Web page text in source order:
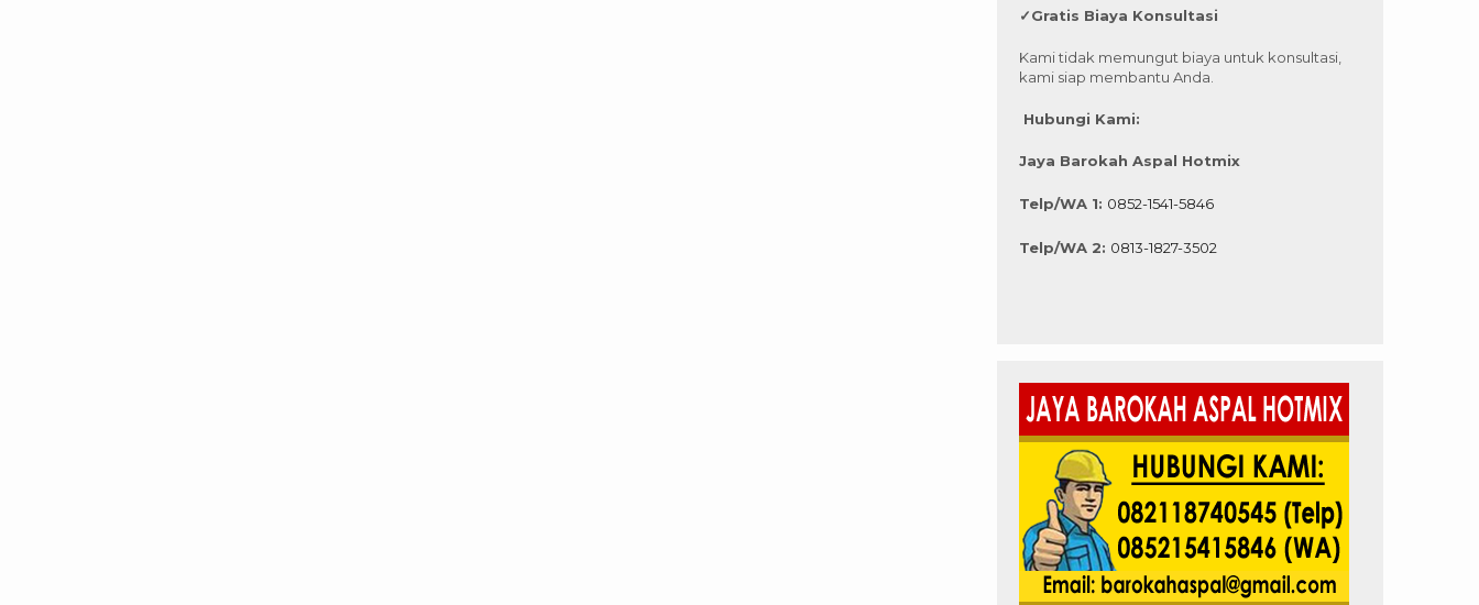
✓Gratis Biaya Konsultasi
Kami tidak memungut biaya untuk konsultasi,
kami siap membantu Anda.
Hubungi Kami:
Jaya Barokah Aspal Hotmix
Telp/WA 1: 0852-1541-5846
Telp/WA 2: 0813-1827-3502